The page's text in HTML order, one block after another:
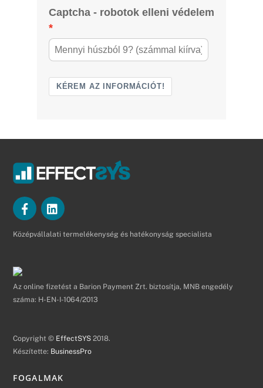
Captcha - robotok elleni védelem
KÉREM AZ INFORMÁCIÓT!
Középvállalati termelékenység és hatékonyság specialista
Az online fizetést a Barion Payment Zrt. biztosítja, MNB engedély
száma: H-EN-I-1064/2013
Copyright © EffectSYS 2018.
Készítette: BusinessPro
FOGALMAK